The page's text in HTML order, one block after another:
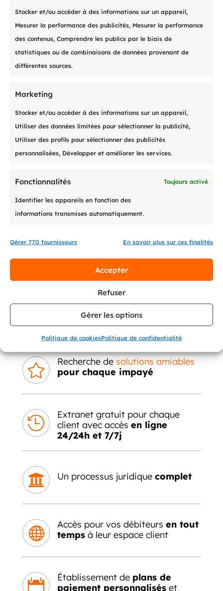
Stocker et/ou accéder à des informations sur un appareil,
Mesurer la performance des publicités, Mesurer la performance
des contenus, Comprendre les publics par le biais de
statistiques ou de combinaisons de données provenant de
différentes sources.
Marketing
Stocker et/ou accéder à des informations sur un appareil,
Utiliser des données limitées pour sélectionner la publicité,
Utiliser des profils pour sélectionner des publicités
personnalisées, Développer et améliorer les services.
Fonctionnalités Toujours activé
Identifier les appareils en fonction des
informations transmises automatiquement.
Gérer 770 fournisseurs En savoir plus sur ces finalités
Accepter
Refuser
Gérer les options
Politique de cookiesPolitique de confidentialité
Les créances font l’objet pour le surplus
d’un suivi en monitoring à long terme,
gage d’un encaissement optimal qui
améliore année après année la marge
Valeur ajoutée pour nos clients
 Traitement opérationnelgaranti

Établissement d’un
créancesdès réception
 Processusamiable intensif
multi-canal
et dédiésà chaque client

Recherche de solutions amiables
pour chaque impayé

Extranet gratuit pour chaque
client avec accès en ligne
24/24h et 7/7j
 Un processus juridique complet

Accès pour vos débiteurs en tout
tempsà leur espace client

Établissement de plans de
paiement personnaliséset